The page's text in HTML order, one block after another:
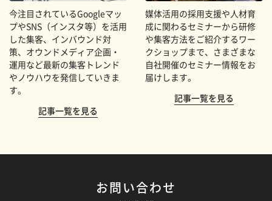
今注目されているGoogleマッ
プやSNS（インスタ等）を活用
した集客、インバウンド対
策、オウンドメディア企画・
運用など最新の集客トレンド
やノウハウを発信していきま
す。
記事一覧を見る
媒体活用の採用支援や人材育
成に関わるセミナーから研修
や集客方法をご紹介するワー
クショップまで、さまざまな
自社開催のセミナー情報をお
届けします。
記事一覧を見る
お問い合わせ